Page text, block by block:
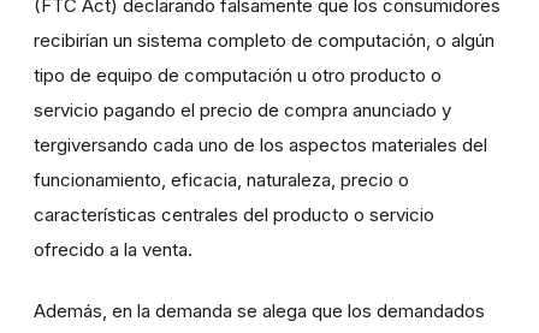
(FTC Act) declarando falsamente que los consumidores
recibirían un sistema completo de computación, o algún
tipo de equipo de computación u otro producto o
servicio pagando el precio de compra anunciado y
tergiversando cada uno de los aspectos materiales del
funcionamiento, eficacia, naturaleza, precio o
características centrales del producto o servicio
ofrecido a la venta.
Además, en la demanda se alega que los demandados